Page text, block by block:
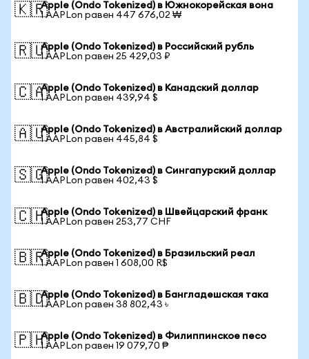
🇰🇷Apple (Ondo Tokenized) в Южнокорейская вона
1 AAPLon равен 447 676,02 ₩
🇷🇺Apple (Ondo Tokenized) в Российский рубль
1 AAPLon равен 25 429,03 ₽
🇨🇦Apple (Ondo Tokenized) в Канадский доллар
1 AAPLon равен 439,94 $
🇦🇺Apple (Ondo Tokenized) в Австралийский доллар
1 AAPLon равен 445,84 $
🇸🇬Apple (Ondo Tokenized) в Сингапурский доллар
1 AAPLon равен 402,43 $
🇨🇭Apple (Ondo Tokenized) в Швейцарский франк
1 AAPLon равен 253,77 CHF
🇧🇷Apple (Ondo Tokenized) в Бразильский реал
1 AAPLon равен 1 608,00 R$
🇧🇩Apple (Ondo Tokenized) в Бангладешская така
1 AAPLon равен 38 802,43 ৳
🇵🇭Apple (Ondo Tokenized) в Филиппинское песо
1 AAPLon равен 19 079,70 ₱